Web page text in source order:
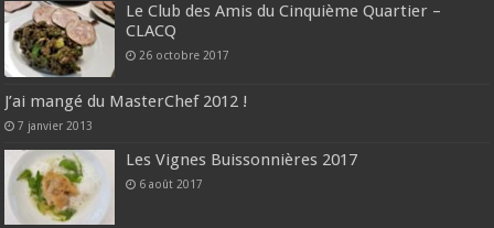
Le Club des Amis du Cinquième Quartier –
CLACQ
26 octobre 2017
J’ai mangé du MasterChef 2012 !
7 janvier 2013
Les Vignes Buissonnières 2017
6 août 2017